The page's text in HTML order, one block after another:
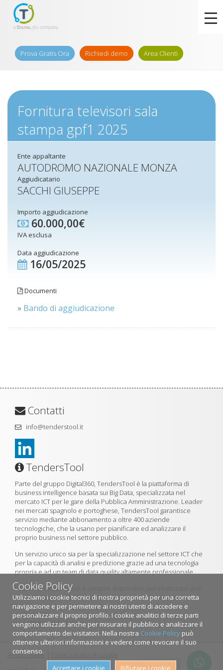
Prova Gratis Ora Richiedi demo Area Clienti
Cookie Policy
Utilizziamo i cookie tecnici di nostra proprietà per una corretta
navigazione e per permetere ai nostri utenti di accedere e
personalizzare il proprio profilo. I cookie analitici di terze parti
vengono utilizzati anche per misurare il pubblico e analizzare il
comportamento dei visitatori. Nella nostra Cookie Policy può
ottenere ulteriori informazioni e vedere come revocare il suo
consenso.
Accettare i cookie
Rifiutare i cookie
Fornitura televisori sala
stampa gpf1 2025
Ente appaltante
AUTODROMO NAZIONALE MONZA
Aggiudicatario
SACCHI GIUSEPPE
Importo aggiudicazione
60.000,00€
IVA esclusa
Data aggiudicazione
16/05/2025
Documenti
» Bando di aggiudicazione
Contatti
info@tenderstool.it
TendersTool
Parte del gruppo Digital360, TendersTool è la piattaforma di
business intelligence basata sui Big Data, specializzata nel
mercato ICT per le gare della Pubblica Amministrazione. Leader
nei mercati spagnolo e portoghese, TendersTool garantisce
servizio mediante abbonamento a oltre 400 aziende
tecnologiche, che la usano per pianificare ed analizzare il
proprio business nel settore pubblico.
Un servizio unico sia per la specializzazione nel settore ICT che
per la capacità di analisi e predizione grazie ad una tecnologia
propria e ad un team di data quality altamente professionale.
Il team di TendersTool è sempre disponibile per realizzare una
demo della piattaforma utilizzando il formulario di contatto.
»Chi siamo
»La nostra metodologia
Avviso legale
Contattaci